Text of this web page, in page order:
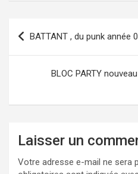
Navigation
de
l’article
BATTANT , du punk année
BLOC PARTY
Laisser un
Votre adresse e-mail ne sera